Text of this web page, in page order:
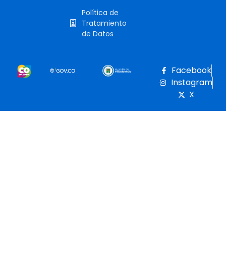
Política de
Tratamiento
de Datos
Facebook
Instagram
X